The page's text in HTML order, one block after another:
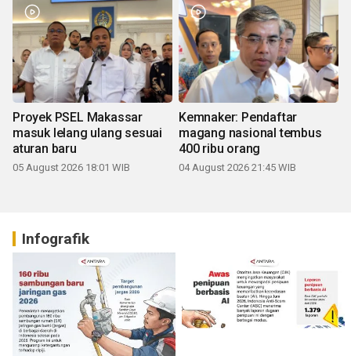
Proyek PSEL Makassar
masuk lelang ulang sesuai
aturan baru
05 August 2026 18:01 WIB
Kemnaker: Pendaftar
magang nasional tembus
400 ribu orang
04 August 2026 21:45 WIB
Infografik